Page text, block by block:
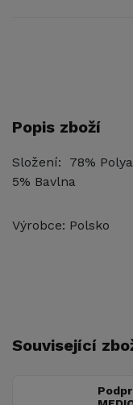
Popis zboží
Složení: 78%
5% Bavlna
Výrobce: Polsko
Související